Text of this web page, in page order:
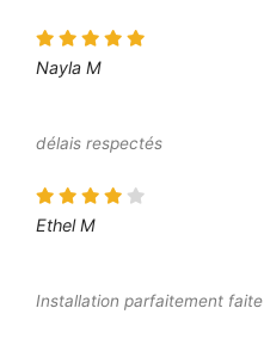
Nayla M
délais respectés
Ethel M
Installation parfaitement faite